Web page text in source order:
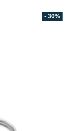
- 30%